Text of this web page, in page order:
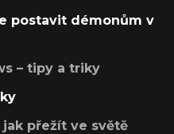
postavit démonům v
– tipy a triky
jak přežít ve světě